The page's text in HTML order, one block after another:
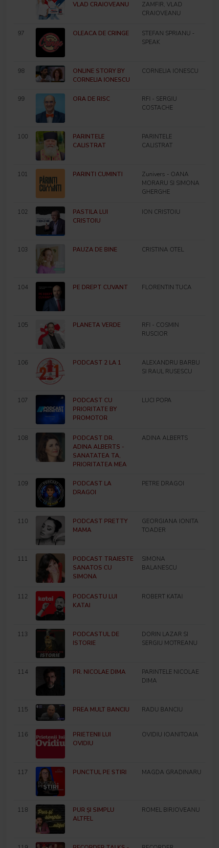
VLAD CRAIOVEANU
ZAMFIR, VLAD
CRAIOVEANU
97 OLEACA DE CRINGE
STEFAN SPRIANU -
SPEAK
98
ONLINE STORY BY
CORNELIA IONESCU
CORNELIA IONESCU
99 ORA DE RISC
RFI - SERGIU
COSTACHE
100
PARINTELE
CALISTRAT
PARINTELE
CALISTRAT
101 PARINTI CUMINTI
Zunivers - OANA
MORARU SI SIMONA
GHERGHE
102
PASTILA LUI
CRISTOIU
ION CRISTOIU
103 PAUZA DE BINE CRISTINA OTEL
104 PE DREPT CUVANT FLORENTIN TUCA
105 PLANETA VERDE
RFI - COSMIN
RUSCIOR
106 PODCAST 2 LA 1
ALEXANDRU BARBU
SI RAUL RUSESCU
107
PODCAST CU
PRIORITATE BY
PROMOTOR
LUCI POPA
108
PODCAST DR.
ADINA ALBERTS -
SANATATEA TA,
PRIORITATEA MEA
ADINA ALBERTS
109
PODCAST LA
DRAGOI
PETRE DRAGOI
110
PODCAST PRETTY
MAMA
GEORGIANA IONITA
TOADER
111
PODCAST TRAIESTE
SANATOS CU
SIMONA
SIMONA
BALANESCU
112
PODCASTU LUI
KATAI
ROBERT KATAI
113
PODCASTUL DE
ISTORIE
DORIN LAZAR SI
SERGIU MOTREANU
114 PR. NICOLAE DIMA
PARINTELE NICOLAE
DIMA
115 PREA MULT BANCIU RADU BANCIU
116
PRIETENII LUI
OVIDIU
OVIDIU IOANITOAIA
117 PUNCTUL PE STIRI MAGDA GRADINARU
118
PUR ȘI SIMPLU
ALTFEL
ROMEL BIRJOVEANU